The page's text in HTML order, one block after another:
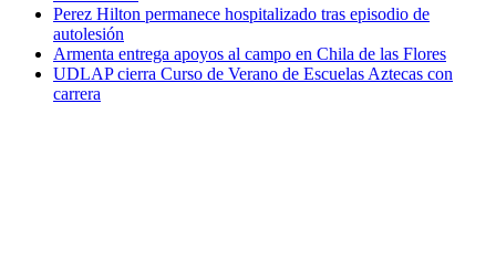
Perez Hilton permanece hospitalizado tras episodio de
autolesión
Armenta entrega apoyos al campo en Chila de las Flores
UDLAP cierra Curso de Verano de Escuelas Aztecas con
carrera